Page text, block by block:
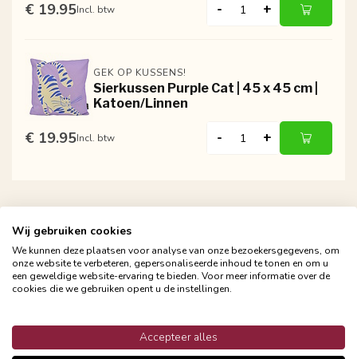
€ 19.95Incl. btw - +
GEK OP KUSSENS!
Sierkussen Purple Cat | 45 x 45 cm |
Katoen/Linnen
€ 19.95Incl. btw - +
Gratis verzending vanaf €24,95
Wij gebruiken cookies
We kunnen deze plaatsen voor analyse van onze bezoekersgegevens, om
onze website te verbeteren, gepersonaliseerde inhoud te tonen en om u
een geweldige website-ervaring te bieden. Voor meer informatie over de
cookies die we gebruiken opent u de instellingen.
Accepteer alles